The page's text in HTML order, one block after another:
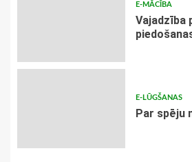
E-MĀCĪBA
Vajadzība
E-LŪGŠANAS
Par spēju